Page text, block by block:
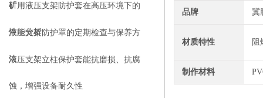
析
矿用液压支架防护套在高压环境下的
性能分析
液压支架防护罩的定期检查与保养方
法
液压支架立柱保护套能抗磨损、抗腐
蚀，增强设备耐久性
品牌 冀
材质特性 阻
制作材料